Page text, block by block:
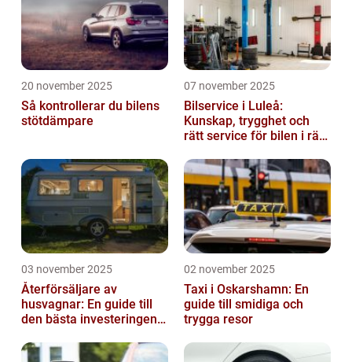
20 november 2025
Så kontrollerar du bilens
stötdämpare
07 november 2025
Bilservice i Luleå:
Kunskap, trygghet och
rätt service för bilen i rätt
03 november 2025
Återförsäljare av
husvagnar: En guide till
den bästa investeringen
02 november 2025
Taxi i Oskarshamn: En
guide till smidiga och
trygga resor